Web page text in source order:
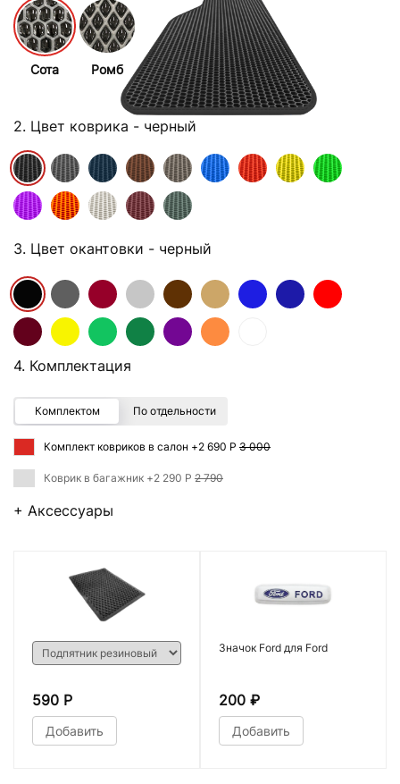
Сота Ромб
2. Цвет коврика - черный
3. Цвет окантовки - черный
4. Комплектация
Комплектом По отдельности
Комплект ковриков в салон +2 690 Р 3 000
Коврик в багажник +2 290 Р 2 790
+ Аксессуары
590 Р
Добавить
Значок Ford для Ford
200 ₽
Добавить